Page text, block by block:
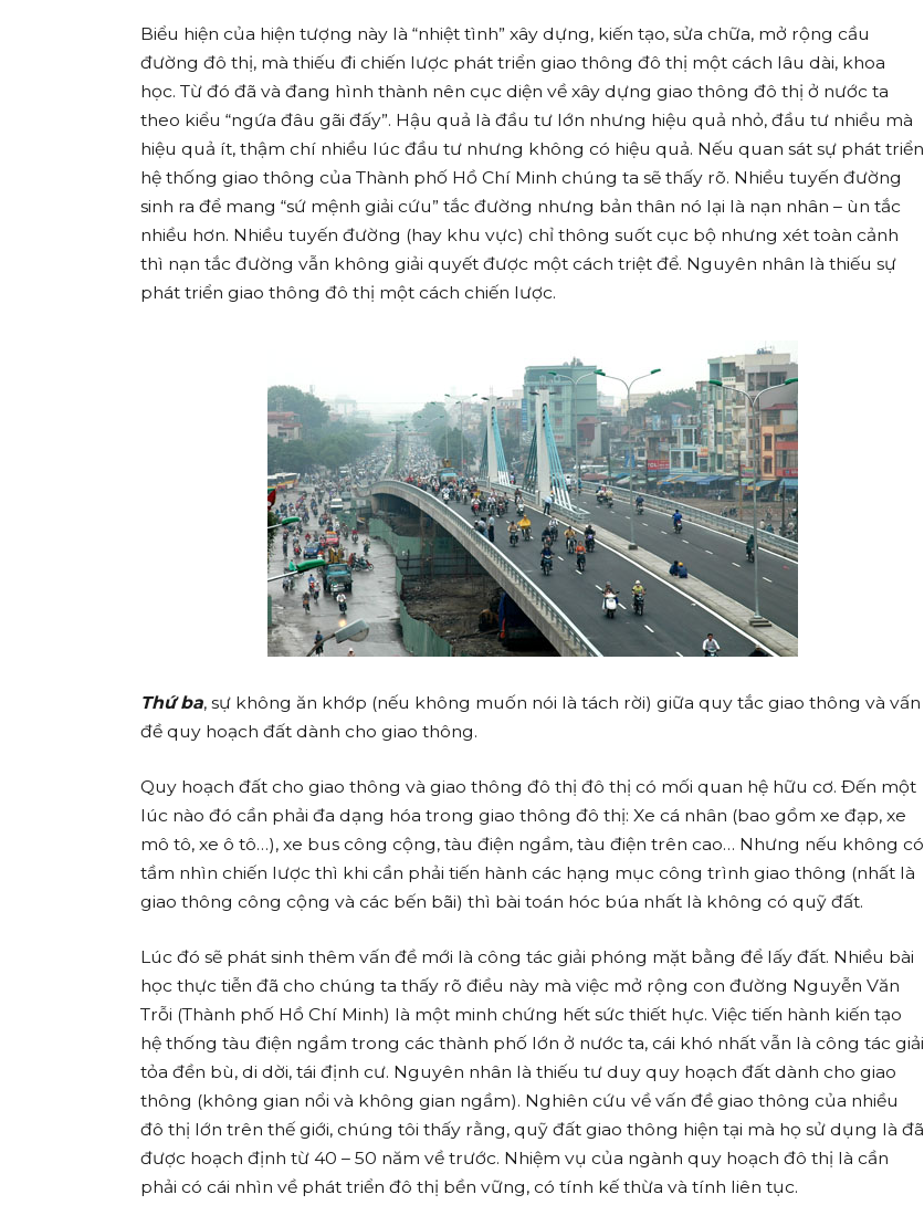
Biểu hiện của hiện tượng này là “nhiệt tình” xây dựng, kiến tạo, sửa chữa, mở rộng cầu
đường đô thị, mà thiếu đi chiến lược phát triển giao thông đô thị một cách lâu dài, khoa
học. Từ đó đã và đang hình thành nên cục diện về xây dựng giao thông đô thị ở nước ta
theo kiểu “ngứa đâu gãi đấy”. Hậu quả là đầu tư lớn nhưng hiệu quả nhỏ, đầu tư nhiều mà
hiệu quả ít, thậm chí nhiều lúc đầu tư nhưng không có hiệu quả. Nếu quan sát sự phát triển
hệ thống giao thông của Thành phố Hồ Chí Minh chúng ta sẽ thấy rõ. Nhiều tuyến đường
sinh ra để mang “sứ mệnh giải cứu” tắc đường nhưng bản thân nó lại là nạn nhân – ùn tắc
nhiều hơn. Nhiều tuyến đường (hay khu vực) chỉ thông suốt cục bộ nhưng xét toàn cảnh
thì nạn tắc đường vẫn không giải quyết được một cách triệt để. Nguyên nhân là thiếu sự
phát triển giao thông đô thị một cách chiến lược.
Thứ ba, sự không ăn khớp (nếu không muốn nói là tách rời) giữa quy tắc giao thông và vấn
đề quy hoạch đất dành cho giao thông.
Quy hoạch đất cho giao thông và giao thông đô thị đô thị có mối quan hệ hữu cơ. Đến một
lúc nào đó cần phải đa dạng hóa trong giao thông đô thị: Xe cá nhân (bao gồm xe đạp, xe
mô tô, xe ô tô…), xe bus công cộng, tàu điện ngầm, tàu điện trên cao… Nhưng nếu không có
tầm nhìn chiến lược thì khi cần phải tiến hành các hạng mục công trình giao thông (nhất là
giao thông công cộng và các bến bãi) thì bài toán hóc búa nhất là không có quỹ đất.
Lúc đó sẽ phát sinh thêm vấn đề mới là công tác giải phóng mặt bằng để lấy đất. Nhiều bài
học thực tiễn đã cho chúng ta thấy rõ điều này mà việc mở rộng con đường Nguyễn Văn
Trỗi (Thành phố Hồ Chí Minh) là một minh chứng hết sức thiết hực. Việc tiến hành kiến tạo
hệ thống tàu điện ngầm trong các thành phố lớn ở nước ta, cái khó nhất vẫn là công tác giải
tỏa đền bù, di dời, tái định cư. Nguyên nhân là thiếu tư duy quy hoạch đất dành cho giao
thông (không gian nổi và không gian ngầm). Nghiên cứu về vấn đề giao thông của nhiều
đô thị lớn trên thế giới, chúng tôi thấy rằng, quỹ đất giao thông hiện tại mà họ sử dụng là đã
được hoạch định từ 40 – 50 năm về trước. Nhiệm vụ của ngành quy hoạch đô thị là cần
phải có cái nhìn về phát triển đô thị bền vững, có tính kế thừa và tính liên tục.